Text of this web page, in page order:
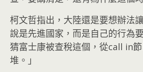
柯文哲指出，大陸還是要想辦法
說是先進國家，而是自己的行為
猜富士康被查稅這個，從call in
堆。」